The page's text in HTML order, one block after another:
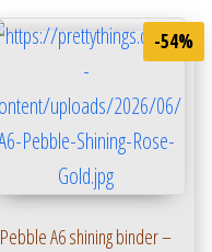
-54%
Pebble A6 shining binder –